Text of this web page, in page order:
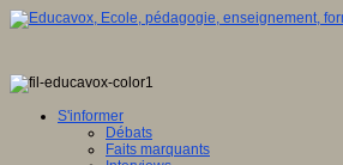
S'informer
Débats
Faits marquants